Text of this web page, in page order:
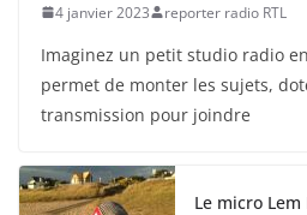
4 janvier 2023 reporter radio RTL
Imaginez un petit studio radio
permet de monter les sujets,
transmission pour joindre
Le micro Lem